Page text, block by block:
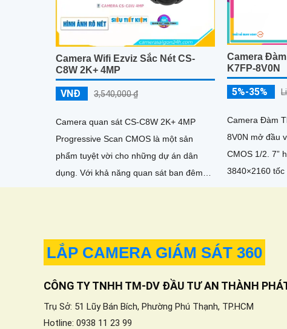
động ổn định
Camera Wifi Ezviz Sắc Nét CS-
C8W 2K+ 4MP
VNĐ 3,540,000 ₫
Camera quan sát CS-C8W 2K+ 4MP
Progressive Scan CMOS là một sản
phẩm tuyệt vời cho những dự án dân
dụng. Với khả năng quan sát ban đêm
thông qua công nghệ Hồng Ngoại 30m,
Camera
K7FP-8V0N
5%-35%
Camera Đàm
8V0N mở đầu
CMOS 1/2. 7”
3840×2160 tốc
kính cố định 3.
LẮP CAMERA GIÁM SÁT 360
CÔNG TY TNHH TM-DV ĐẦU TƯ AN THÀNH
Trụ Sở: 51 Lũy Bán Bích, Phường Phú Thạnh, TP.HCM
Hotline: 0938 11 23 99